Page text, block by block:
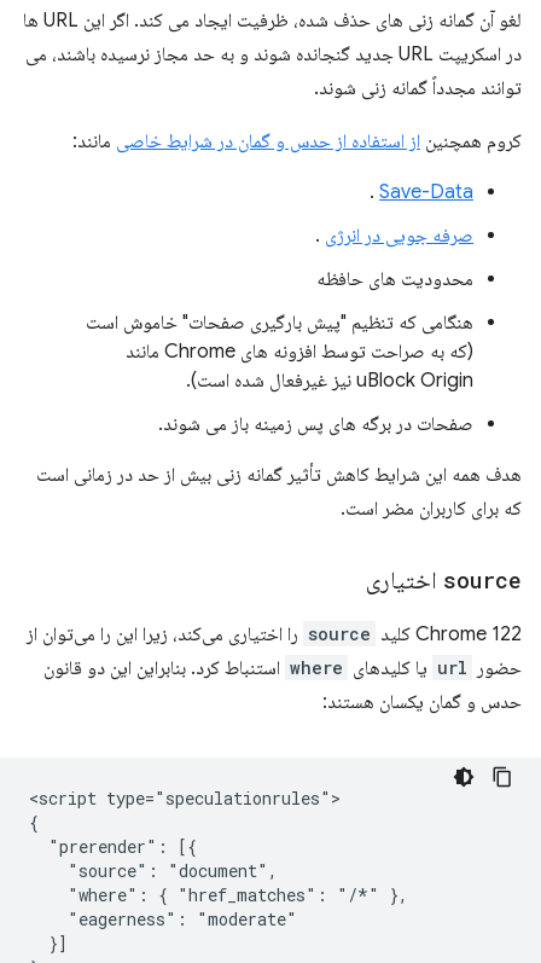
لغو آن گمانه زنی های حذف شده، ظرفیت ایجاد می کند. اگر این URL ها
در اسکریپت URL جدید گنجانده شوند و به حد مجاز نرسیده باشند، می
توانند مجدداً گمانه زنی شوند.
کروم همچنین از استفاده از حدس و گمان در شرایط خاصی مانند:
Save-Data
.
صرفه جویی در انرژی .
محدودیت های حافظه
هنگامی که تنظیم "پیش بارگیری صفحات" خاموش است
(که به صراحت توسط افزونه های Chrome مانند
uBlock Origin نیز غیرفعال شده است).
صفحات در برگه های پس زمینه باز می شوند.
هدف همه این شرایط کاهش تأثیر گمانه زنی بیش از حد در زمانی است
که برای کاربران مضر است.
source اختیاری
Chrome 122 کلید source را اختیاری می‌کند، زیرا این را می‌توان از
حضور
url یا کلیدهای where استنباط کرد. بنابراین این دو قانون
حدس و گمان یکسان هستند:
<script type="speculationrules">
{
  "prerender": [{
    "source": "document",
    "where": { "href_matches": "/*" },
    "eagerness": "moderate"
  }]